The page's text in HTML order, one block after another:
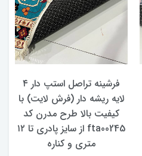
فرشینه تراصل استپ دار ۴
لایه ریشه دار (فرش لایت) با
کیفیت بالا طرح مدرن کد
fta00245 از سایز پادری تا ۱۲
متری و کناره